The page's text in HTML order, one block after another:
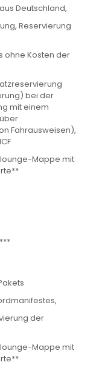
Deutschland,
Reservierung
ohne Kosten der
bei der
mit einem
Fahrausweisen),
Mappe mit
der
Mappe mit